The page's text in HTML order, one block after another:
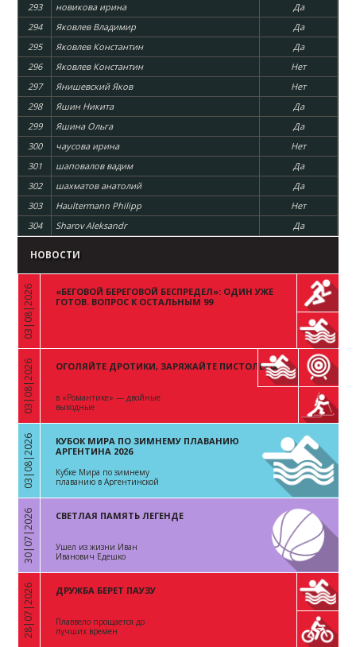
293
новикова ирина
Да
294
Яковлев Владимир
Да
295
Яковлев Константин
Да
296
Яковлев Константин
Нет
297
Янишевский Яков
Нет
298
Яшин Никита
Да
299
Яшина Ольга
Да
300
чаусова ирина
Нет
301
шаповалов вадим
Да
302
шахматов анатолий
Да
303
Haultermann Philipp
Нет
304
Sharov Aleksandr Да
НОВОСТИ
«
03|08|2026
«БЕГОВОЙ БЕРЕГОВОЙ БЕСПРЕДЕЛ»: ОДИН УЖЕ
ГОТОВ. ВОПРОС К ОСТАЛЬНЫМ 99
«
03|08|2026 ОГОЛЯЙТЕ ДРОТИКИ, ЗАРЯЖАЙТЕ ПИСТОЛЕТЫ
в «Романтике» — двойные
выходные
«
03|08|2026
КУБОК МИРА ПО ЗИМНЕМУ ПЛАВАНИЮ
АРГЕНТИНА 2026
Кубке Мира по зимнему
плаванию в Аргентинской
«
30|07|2026 СВЕТЛАЯ ПАМЯТЬ ЛЕГЕНДЕ
Ушел из жизни Иван
Иванович Едешко
«
28|07|2026 ДРУЖБА БЕРЕТ ПАУЗУ
Плаввело прощается до
лучших времен